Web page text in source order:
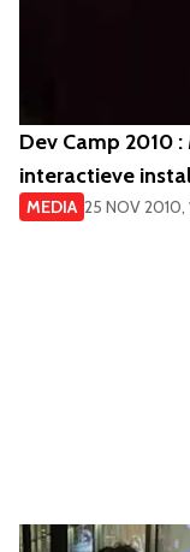
Dev Camp 2010
interactieve
MEDIA 25 NOV 2010,